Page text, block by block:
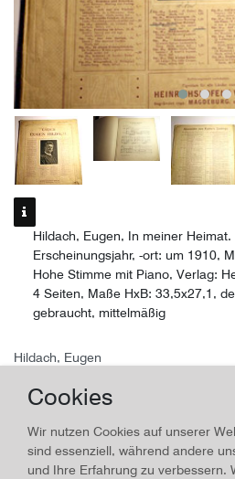
Hildach, Eugen, In meiner
Erscheinungsjahr, -ort: um 1910,
Hohe Stimme mit Piano, Verlag:
4 Seiten, Maße HxB: 33,5x27,1,
gebraucht, mittelmäßig
Hildach, Eugen
In meiner Heimat.
Land/Ort:Magdeburg,
Technisches
Wert
Art.-ID
Cookies
Wir nutzen Cookies auf unserer
sind essenziell, während andere
und Ihre Erfahrung zu verbessern.